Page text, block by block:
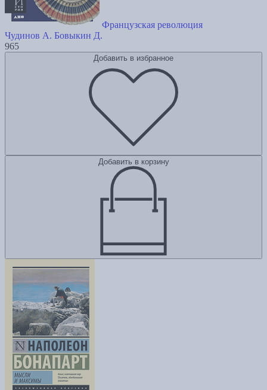
Французская революция
Чудинов А. Бовыкин Д.
965
Добавить в избранное
Добавить в корзину